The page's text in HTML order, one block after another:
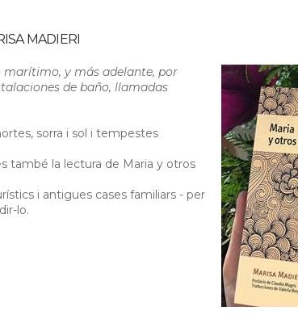
MADIERI
marítimo, y más adelante, por
de baño, llamadas
sorra i sol i tempestes
també la lectura de Maria y otros
i antigues cases familiars - per
lo.